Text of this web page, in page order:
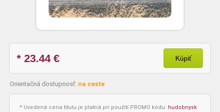
* 23.44€ Kúpiť
Orientačná dostupnosť: na ceste
* Uvedená cena titulu je platná pri použití PROMO kódu: hudobnysk